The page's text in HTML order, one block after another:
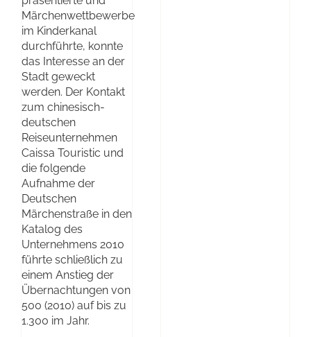
Märchenwettbewerbe
im Kinderkanal
durchführte, konnte
das Interesse an der
Stadt geweckt
werden. Der Kontakt
zum chinesisch-
deutschen
Reiseunternehmen
Caissa Touristic und
die folgende
Aufnahme der
Deutschen
Märchenstraße in den
Katalog des
Unternehmens 2010
führte schließlich zu
einem Anstieg der
Übernachtungen von
500 (2010) auf bis zu
1.300 im Jahr.